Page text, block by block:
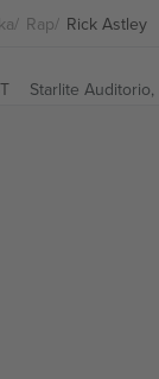
Rap Rick Astley
Starlite Auditorio,